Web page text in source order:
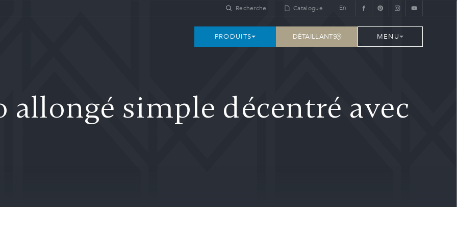
Recherche Catalogue En
PRODUITS DÉTAILLANTS MENU
allongé simple décentré avec